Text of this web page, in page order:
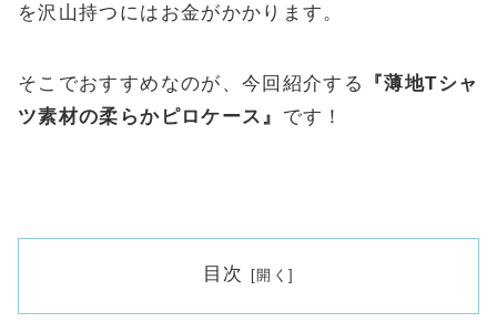
を沢山持つにはお金がかかります。
そこでおすすめなのが、今回紹介する
『薄地Tシャ
ツ素材の柔らかピロケース』 です！
目次